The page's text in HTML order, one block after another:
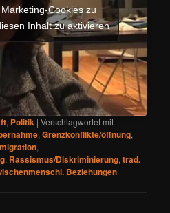
Cookies zu
Inhalt zu aktivieren
, Politik |Verschlagwortet mit
,Grenzkonflikte/öffnung,
,
, Rassismus/Diskriminierung,trad.
Beziehungen